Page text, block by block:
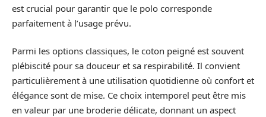
est crucial pour garantir que le polo corresponde
parfaitement à l’usage prévu.
Parmi les options classiques, le coton peigné est souvent
plébiscité pour sa douceur et sa respirabilité. Il convient
particulièrement à une utilisation quotidienne où confort et
élégance sont de mise. Ce choix intemporel peut être mis
en valeur par une broderie délicate, donnant un aspect